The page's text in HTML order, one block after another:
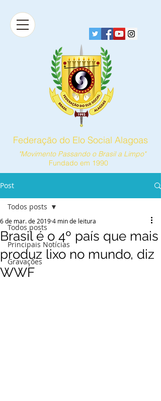
Federação do Elo Social Alagoas
"Movimento Passando o Brasil a Limpo"
Fundado em 1990
Post
Todos posts
Principais Notícias
Gravações
Todos posts
Brasil é o 4º país que mais
produz lixo no mundo, diz
WWF
6 de mar. de 20194 min de leitura